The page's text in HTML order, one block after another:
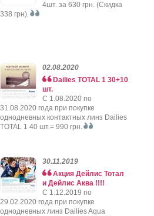
4шт. за 630 грн. (Скидка
338 грн).
02.08.2020
Dailies TOTAL 1 30+10
шт.
C 1.08.2020 по
31.08.2020 года при покупке
однодневных контактных линз Dailies
TOTAL 1 40 шт.= 990 грн.
30.11.2019
Акция Дейлис Тотал
и Дейлис Аква !!!!
C 1.12.2019 по
29.02.2020 года при покупке
однодневных линз Dailies Aqua